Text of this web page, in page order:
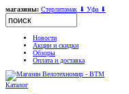
магазины: Стерлитамак ⬇ Уфа ⬇
Новости
Акции и скидки
Обзоры
Оплата и доставка
Каталог